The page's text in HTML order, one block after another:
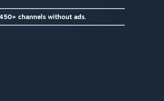
channels without ads.